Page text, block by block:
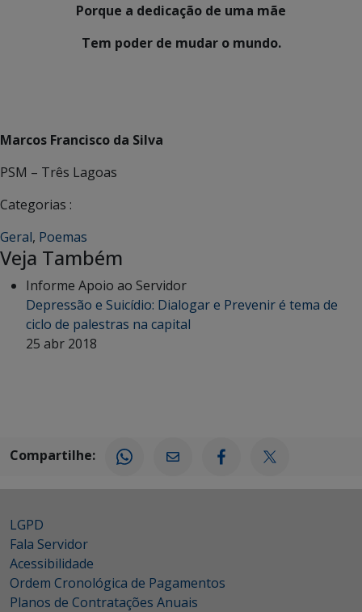
Porque a dedicação de uma mãe
Tem poder de mudar o mundo.
Marcos Francisco da Silva
PSM – Três Lagoas
Categorias :
Geral, Poemas
Veja Também
Informe Apoio ao Servidor
Depressão e Suicídio: Dialogar e Prevenir é tema de
ciclo de palestras na capital
25 abr 2018
Compartilhe:
LGPD
Fala Servidor
Acessibilidade
Ordem Cronológica de Pagamentos
Planos de Contratações Anuais